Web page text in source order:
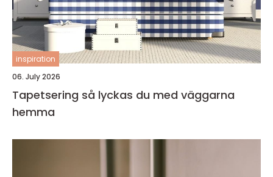
inspiration
06. July 2026
Tapetsering så lyckas du med väggarna
hemma